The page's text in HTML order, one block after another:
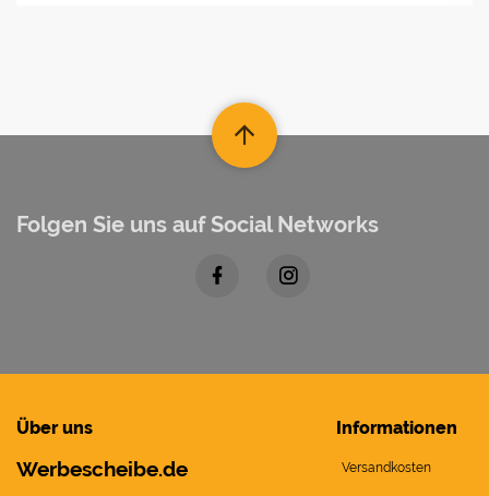
Folgen Sie uns auf Social Networks
Über uns
Werbescheibe.de
Informationen
Versandkosten